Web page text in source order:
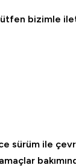
lütfen bizimle
sürüm ile